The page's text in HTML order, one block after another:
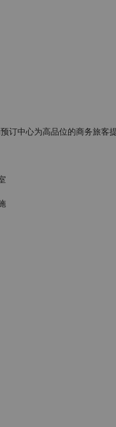
订中心为高品位的商务旅客